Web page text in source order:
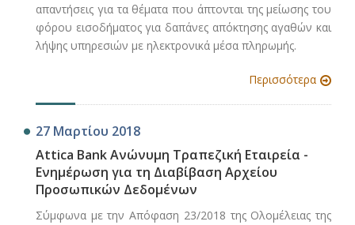
απαντήσεις για τα θέματα που άπτονται της μείωσης του
φόρου εισοδήματος για δαπάνες απόκτησης αγαθών και
λήψης υπηρεσιών με ηλεκτρονικά μέσα πληρωμής.
Περισσότερα
27 Μαρτίου 2018
Attica Bank Ανώνυμη Τραπεζική Εταιρεία -
Ενημέρωση για τη Διαβίβαση Αρχείου
Προσωπικών Δεδομένων
Σύμφωνα με την Απόφαση 23/2018 της Ολομέλειας της